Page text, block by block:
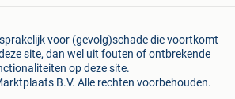
voor (gevolg)schade die voortkomt
site, dan wel uit fouten of ontbrekende
op deze site.
B.V. Alle rechten voorbehouden.